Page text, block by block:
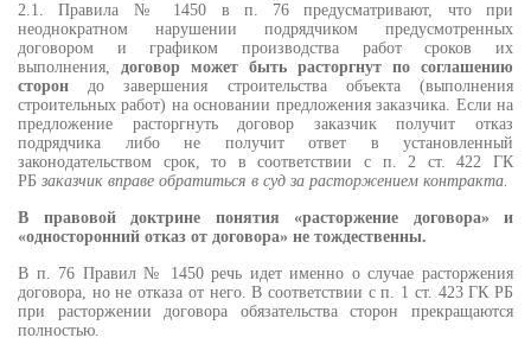
2.1. Правила № 1450 в п. 76 предусматривают, что при
неоднократном нарушении подрядчиком предусмотренных
договором и графиком производства работ сроков их
выполнения, договор может быть расторгнут по соглашению
сторон до завершения строительства объекта (выполнения
строительных работ) на основании предложения заказчика. Если на
предложение расторгнуть договор заказчик получит отказ
подрядчика либо не получит ответ в установленный
законодательством срок, то в соответствии с п. 2 ст. 422 ГК
РБ заказчик вправе обратиться в суд за расторжением контракта.
В правовой доктрине понятия «расторжение договора» и
«односторонний отказ от договора» не тождественны.
В п. 76 Правил № 1450 речь идет именно о случае расторжения
договора, но не отказа от него. В соответствии с п. 1 ст. 423 ГК РБ
при расторжении договора обязательства сторон прекращаются
полностью.